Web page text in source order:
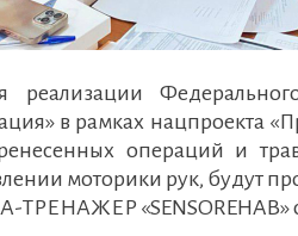
реализации
в рамках нацпроекта
операций и
моторики рук, будут
ТРЕНАЖЕР «SENSOREHAB»